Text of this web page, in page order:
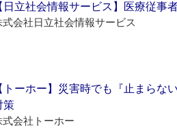
日立社会情報サービス】医療従事
式会社日立社会情報サービス
トーホー】災害時でも『止まら
策
式会社トーホー